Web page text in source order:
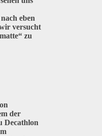
eben
versucht
zu
der
Decathlon